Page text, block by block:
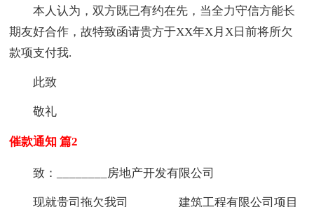
本人认为，双方既已有约在先，当全力守信方能长
期友好合作，故特致函请贵方于XX年X月X日前将所欠
款项支付我.
此致
敬礼
催款通知 篇2
致：________房地产开发有限公司
现就贵司拖欠我司________建筑工程有限公司项目